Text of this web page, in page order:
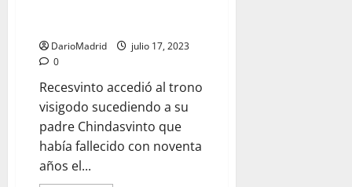
DarioMadrid
julio 17, 2023
0
Recesvinto accedió al trono
visigodo sucediendo a su
padre Chindasvinto que
había fallecido con noventa
años el...